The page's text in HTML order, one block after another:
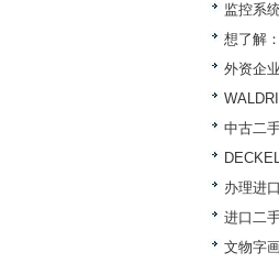
监控系
想了解
外资企
中古二
办理进
进口二
文物字